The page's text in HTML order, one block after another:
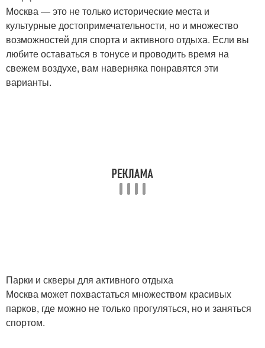
Москва — это не только исторические места и
культурные достопримечательности, но и множество
возможностей для спорта и активного отдыха. Если вы
любите оставаться в тонусе и проводить время на
свежем воздухе, вам наверняка понравятся эти
варианты.
Парки и скверы для активного отдыха
Москва может похвастаться множеством красивых
парков, где можно не только прогуляться, но и заняться
спортом.